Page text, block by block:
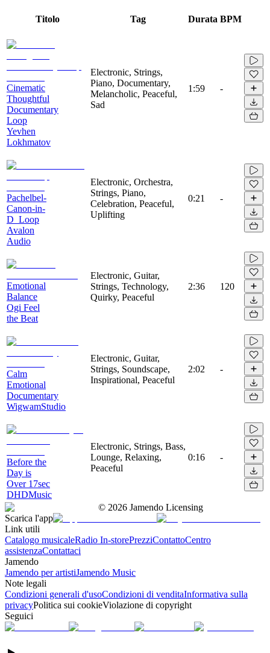
Titolo Tag Durata BPM
Cinematic
Thoughtful
Documentary
Loop
Yevhen
Lokhmatov
Electronic, Strings,
Piano, Documentary,
Melancholic, Peaceful,
Sad
1:59 -
Pachelbel-
Canon-in-
D_Loop
Avalon
Audio
Electronic, Orchestra,
Strings, Piano,
Celebration, Peaceful,
Uplifting
0:21 -
Emotional
Balance
Ogi Feel
the Beat
Electronic, Guitar,
Strings, Technology,
Quirky, Peaceful
2:36 120
Calm
Emotional
Documentary
WigwamStudio
Electronic, Guitar,
Strings, Soundscape,
Inspirational, Peaceful
2:02 -
Before the
Day is
Over 17sec
DHDMusic
Electronic, Strings, Bass,
Lounge, Relaxing,
Peaceful
0:16 -
© 2026 Jamendo Licensing
Scarica l'app
Link utili
Catalogo musicaleRadio In-storePrezziContattoCentro
assistenzaContattaci
Jamendo
Jamendo per artistiJamendo Music
Note legali
Condizioni generali d'usoCondizioni di venditaInformativa sulla
privacyPolitica sui cookieViolazione di copyright
Seguici